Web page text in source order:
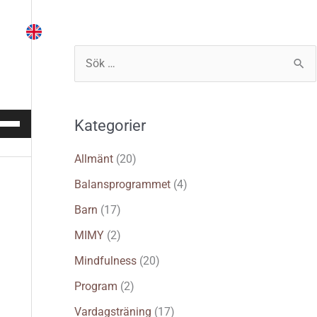
ner-
e
f
t
e
Kategorier
Allmänt(20)
Balansprogrammet(4)
Barn (17)
MIMY(2)
Mindfulness(20)
Program (2)
Vardagsträning (17)